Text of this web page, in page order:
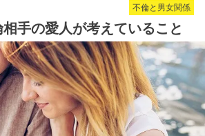
不倫と男女関係
手の愛人が考えていること